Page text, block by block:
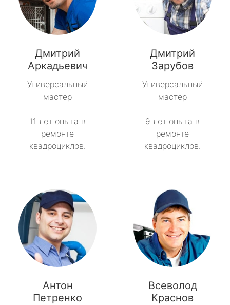
Дмитрий
Аркадьевич
Универсальный
мастер
11 лет опыта в
ремонте
квадроциклов.
Дмитрий
Зарубов
Универсальный
мастер
9 лет опыта в
ремонте
квадроциклов.
Антон
Петренко
Всеволод
Краснов